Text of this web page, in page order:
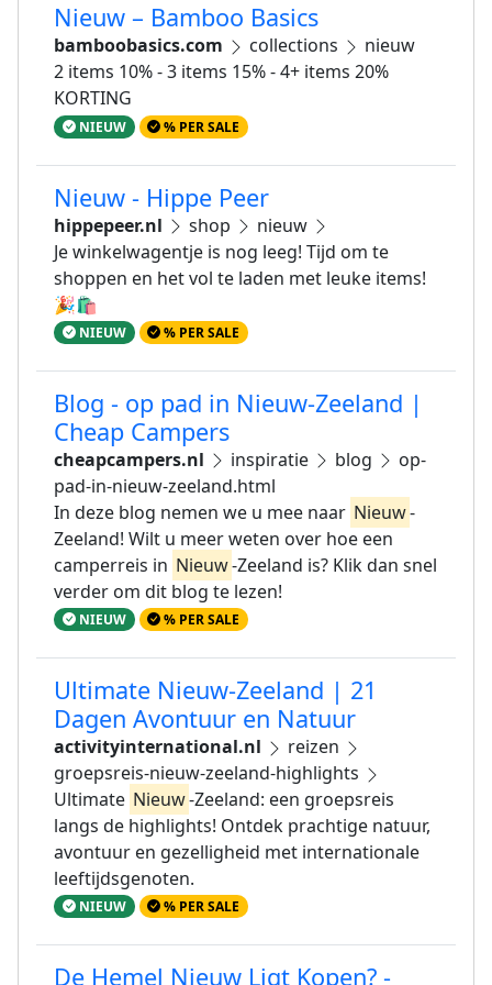
Nieuw – Bamboo Basics
bamboobasics.com collections
nieuw
2 items 10% - 3 items 15% - 4+ items 20%
KORTING
NIEUW % PER SALE
Nieuw - Hippe Peer
hippepeer.nl shop
nieuw
Je winkelwagentje is nog leeg! Tijd om te
shoppen en het vol te laden met leuke items!
🎉🛍
NIEUW % PER SALE
Blog - op pad in Nieuw-Zeeland |
Cheap Campers
cheapcampers.nl inspiratie blog
op-
pad-in-nieuw-zeeland.html
In deze blog nemen we u mee naar Nieuw-
Zeeland! Wilt u meer weten over hoe een
camperreis in Nieuw-Zeeland is? Klik dan snel
verder om dit blog te lezen!
NIEUW % PER SALE
Ultimate Nieuw-Zeeland | 21
Dagen Avontuur en Natuur
activityinternational.nl
reizen
groepsreis-nieuw-zeeland-highlights
Ultimate Nieuw-Zeeland: een groepsreis
langs de highlights! Ontdek prachtige natuur,
avontuur en gezelligheid met internationale
leeftijdsgenoten.
NIEUW % PER SALE
De Hemel Nieuw Ligt Kopen? -